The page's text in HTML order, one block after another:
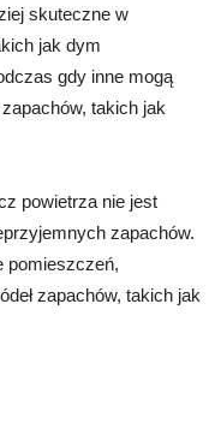
skuteczne w
jak dym
gdy inne mogą
takich jak
powietrza nie jest
zapachów.
pomieszczeń,
zapachów, takich jak